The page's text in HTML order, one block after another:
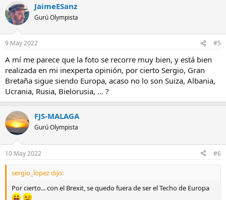
JaimeESanz
Gurú Olympista
9 May 2022 #5
A mí me parece que la foto se recorre muy bien, y está bien
realizada en mi inexperta opinión, por cierto Sergio, Gran
Bretaña sigue siendo Europa, acaso no lo son Suiza, Albania,
Ucrania, Rusia, Bielorusia, ... ?
FJS-MALAGA
Gurú Olympista
10 May 2022 #6
sergio_lopez dijo:
Por cierto... con el Brexit, se quedo fuera de ser el Techo de Europa